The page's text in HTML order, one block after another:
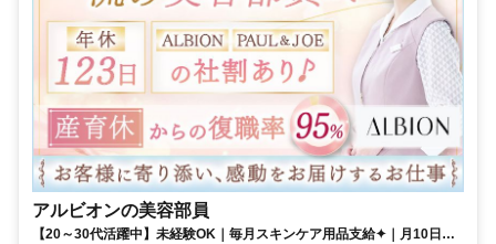
アルビオンの美容部員
【20～30代活躍中】未経験OK｜毎月スキンケア用品支給✦｜月10日以